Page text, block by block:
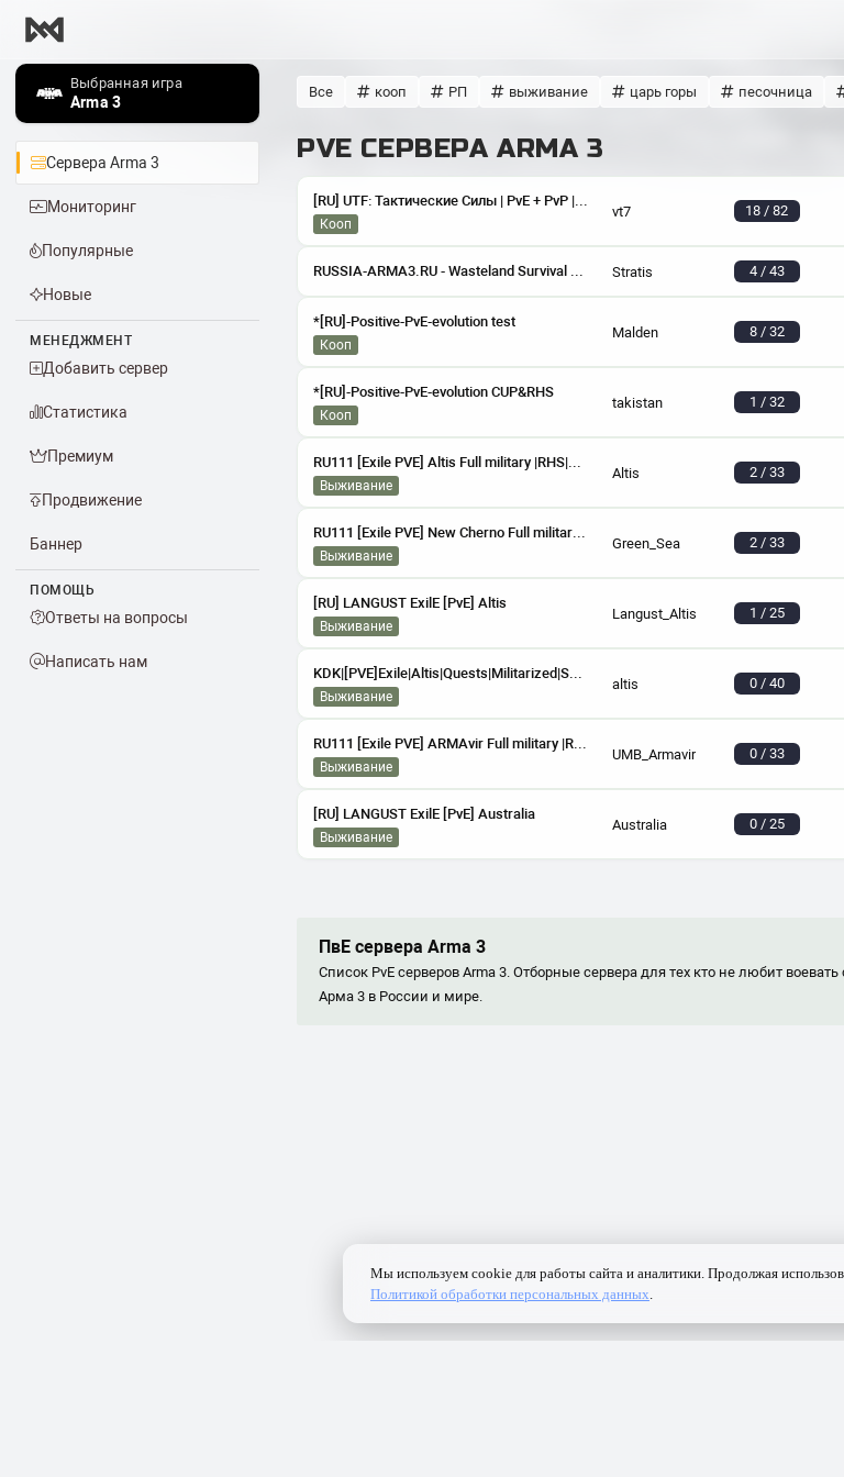
Выбранная игра
Arma 3
Сервера Arma 3
Мониторинг
Популярные
Новые
МЕНЕДЖМЕНТ
Добавить сервер
Статистика
Премиум
Продвижение
Баннер
ПОМОЩЬ
Ответы на вопросы
Написать нам
Все кооп РП выживание царь горы песочница
PVE СЕРВЕРА ARMA 3
[RU] UTF: Тактические Силы | PvE + PvP | RPG
кооп
vt7 18 / 82
RUSSIA-ARMA3.RU - Wasteland Survival SC KOTH PvPvE Stratis 4 / 43
*[RU]-Positive-PvE-evolution test
кооп
Malden 8 / 32
*[RU]-Positive-PvE-evolution CUP&RHS
кооп
takistan 1 / 32
RU111 [Exile PVE] Altis Full military |RHS|Mozzie|AI|SG
выживание
Altis 2 / 33
RU111 [Exile PVE] New Cherno Full military server |RHS|Convoys|
выживание
Green_Sea 2 / 33
[RU] LANGUST ExilE [PvE] Altis
выживание
Langust_Altis 1 / 25
KDK|[PVE]Exile|Altis|Quests|Militarized|Skills|AI_Patrol
выживание
altis 0 / 40
RU111 [Exile PVE] ARMAvir Full military |RHS|Mozzie|AI|SG
выживание
UMB_Armavir 0 / 33
[RU] LANGUST ExilE [PvE] Australia
выживание
Australia 0 / 25
ПвЕ сервера Arma 3
Список PvE серверов Arma 3. Отборные сервера для тех кто не любит
Арма 3 в России и мире.